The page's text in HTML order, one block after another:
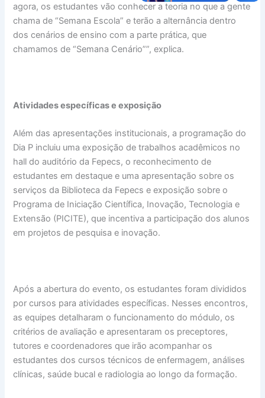
agora, os estudantes vão conhecer a teoria no que a gente
chama de “Semana Escola” e terão a alternância dentro
dos cenários de ensino com a parte prática, que
chamamos de “Semana Cenário””, explica.
Atividades específicas e exposição
Além das apresentações institucionais, a programação do
Dia P incluiu uma exposição de trabalhos acadêmicos no
hall do auditório da Fepecs, o reconhecimento de
estudantes em destaque e uma apresentação sobre os
serviços da Biblioteca da Fepecs e exposição sobre o
Programa de Iniciação Científica, Inovação, Tecnologia e
Extensão (PICITE), que incentiva a participação dos alunos
em projetos de pesquisa e inovação.
Após a abertura do evento, os estudantes foram divididos
por cursos para atividades específicas. Nesses encontros,
as equipes detalharam o funcionamento do módulo, os
critérios de avaliação e apresentaram os preceptores,
tutores e coordenadores que irão acompanhar os
estudantes dos cursos técnicos de enfermagem, análises
clínicas, saúde bucal e radiologia ao longo da formação.